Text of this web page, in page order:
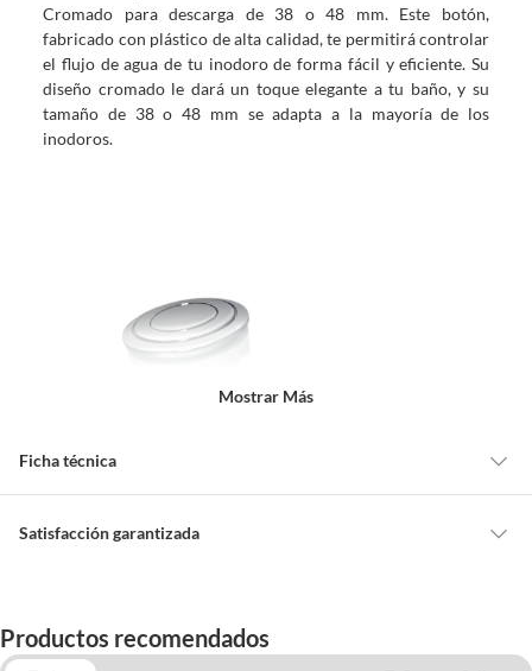
Cromado para descarga de 38 o 48 mm. Este botón,
fabricado con plástico de alta calidad, te permitirá controlar
el flujo de agua de tu inodoro de forma fácil y eficiente. Su
diseño cromado le dará un toque elegante a tu baño, y su
tamaño de 38 o 48 mm se adapta a la mayoría de los
inodoros.
Mostrar Más
Ficha técnica
Marca
Satisfacción garantizada
Todas las compras que realices en Sodimac están sujetas al beneficio de
Satisfacción garantizada. Esto significa que, si no te gustó el producto
Productos recomendados